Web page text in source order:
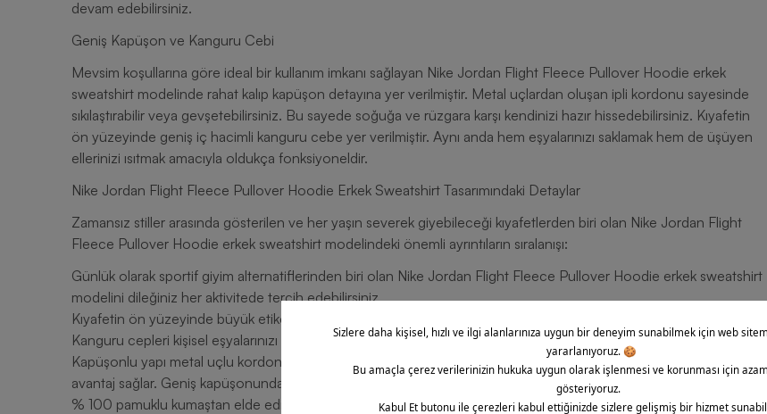
devam edebilirsiniz.
Geniş Kapüşon ve Kanguru Cebi
Mevsim koşullarına göre ideal bir kullanım imkanı sağlayan Nike Jordan Flight Fleece Pullover Hoodie erkek
sweatshirt modelinde rahat kalıp kapüşon detayına yer verilmiştir. Metal uçlardan oluşan ipli kordonu sayesinde
sıkılaştırabilir veya gevşetebilirsiniz. Bu sayede soğuğa ve rüzgara karşı kendinizi hazır hissedebilirsiniz. Kıyafetin
ön yüzeyinde geniş iç hacimli kanguru cebe yer verilmiştir. Aynı anda hem eşyalarınızı saklamak hem de üşüyen
ellerinizi ısıtmak amacıyla oldukça fonksiyoneldir.
Nike Jordan Flight Fleece Pullover Hoodie Erkek Sweatshirt Tasarımındaki Detaylar
Zamansız stiller arasında gösterilen ve her yaşın severek giyebileceği kıyafetlerden biri olan Nike Jordan Flight
Fleece Pullover Hoodie erkek sweatshirt modelindeki önemli ayrıntıların sıralanışı:
Günlük olarak sportif giyim alternatiflerinden biri olan Nike Jordan Flight Fleece Pullover Hoodie erkek sweatshirt
modelini dileğiniz her aktivitede tercih edebilirsiniz.
Kıyafetin ön yüzeyinde büyük etiket şeklinde konumlandırılan Jumpman logosu dikkat çeker.
Kanguru cepleri kişisel eşyalarınızı saklamanız noktasında size kolaylık sağlar.
Kapüşonlu yapı metal uçlu kordonla birleştirilmiştir. Rüzgara ve soğuğa karşı hazırlıklı olmanız noktasında size
avantaj sağlar. Geniş kapüşonunda rahat astarla kaplıdır.
% 100 pamuklu kumaştan elde edilen dokusu oldukça yumuşaktır.